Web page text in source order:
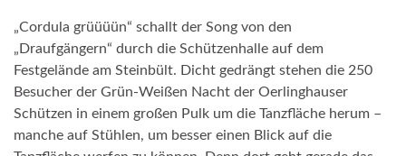
„Cordula grüüüün“ schallt der Song von den
„Draufgängern“ durch die Schützenhalle auf dem
Festgelände am Steinbült. Dicht gedrängt stehen die 250
Besucher der Grün-Weißen Nacht der Oerlinghauser
Schützen in einem großen Pulk um die Tanzfläche herum –
manche auf Stühlen, um besser einen Blick auf die